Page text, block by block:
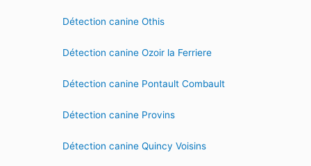
Détection canine Othis
Détection canine Ozoir la Ferriere
Détection canine Pontault Combault
Détection canine Provins
Détection canine Quincy Voisins